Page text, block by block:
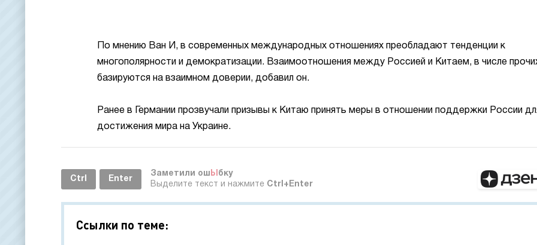
По мнению Ван И, в современных международных отношениях преобладают тенденции к
многополярности и демократизации. Взаимоотношения между Россией и Китаем, в числе
базируются на взаимном доверии, добавил он.
Ранее в Германии прозвучали призывы к Китаю принять меры в отношении поддержки России
достижения мира на Украине.
Ctrl Enter
Заметили ош Ы бку
Выделите текст и нажмите Ctrl+Enter
Ссылки по теме: